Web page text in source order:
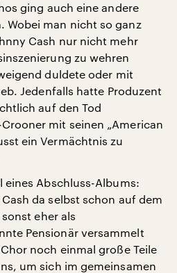
ging auch eine andere
Wobei man nicht so ganz
Cash nur nicht mehr
zu wehren
duldete oder mit
Jedenfalls hatte Produzent
auf den Tod
mit seinen „American
ein Vermächtnis zu
Abschluss-Albums:
da selbst schon auf dem
eher als
Pensionär versammelt
noch einmal große Teile
um sich im gemeinsamen